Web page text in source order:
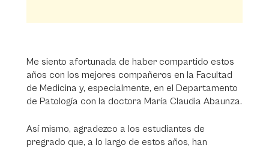
Me siento afortunada de haber compartido estos
años con los mejores compañeros en la Facultad
de Medicina y, especialmente, en el Departamento
de Patología con la doctora María Claudia Abaunza.
Así mismo, agradezco a los estudiantes de
pregrado que, a lo largo de estos años, han